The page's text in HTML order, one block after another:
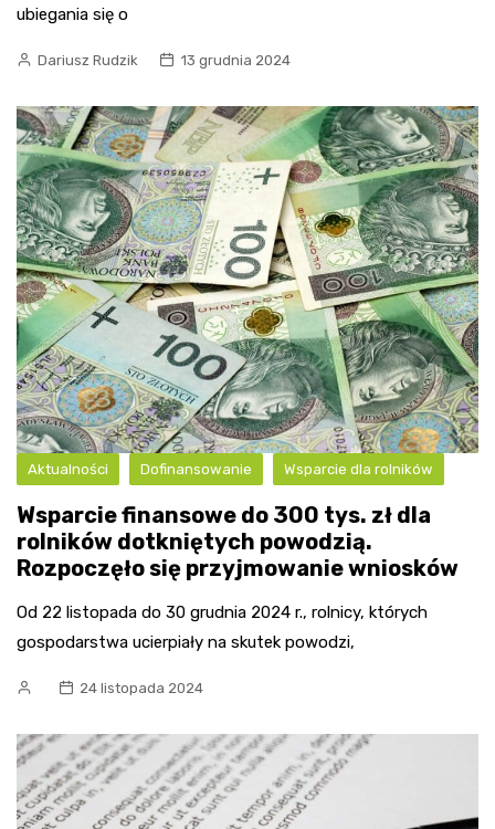
ubiegania się o
Dariusz Rudzik 13 grudnia 2024
Aktualności Dofinansowanie Wsparcie dla rolników
Wsparcie finansowe do 300 tys. zł dla
rolników dotkniętych powodzią.
Rozpoczęło się przyjmowanie wniosków
Od 22 listopada do 30 grudnia 2024 r., rolnicy, których
gospodarstwa ucierpiały na skutek powodzi,
24 listopada 2024